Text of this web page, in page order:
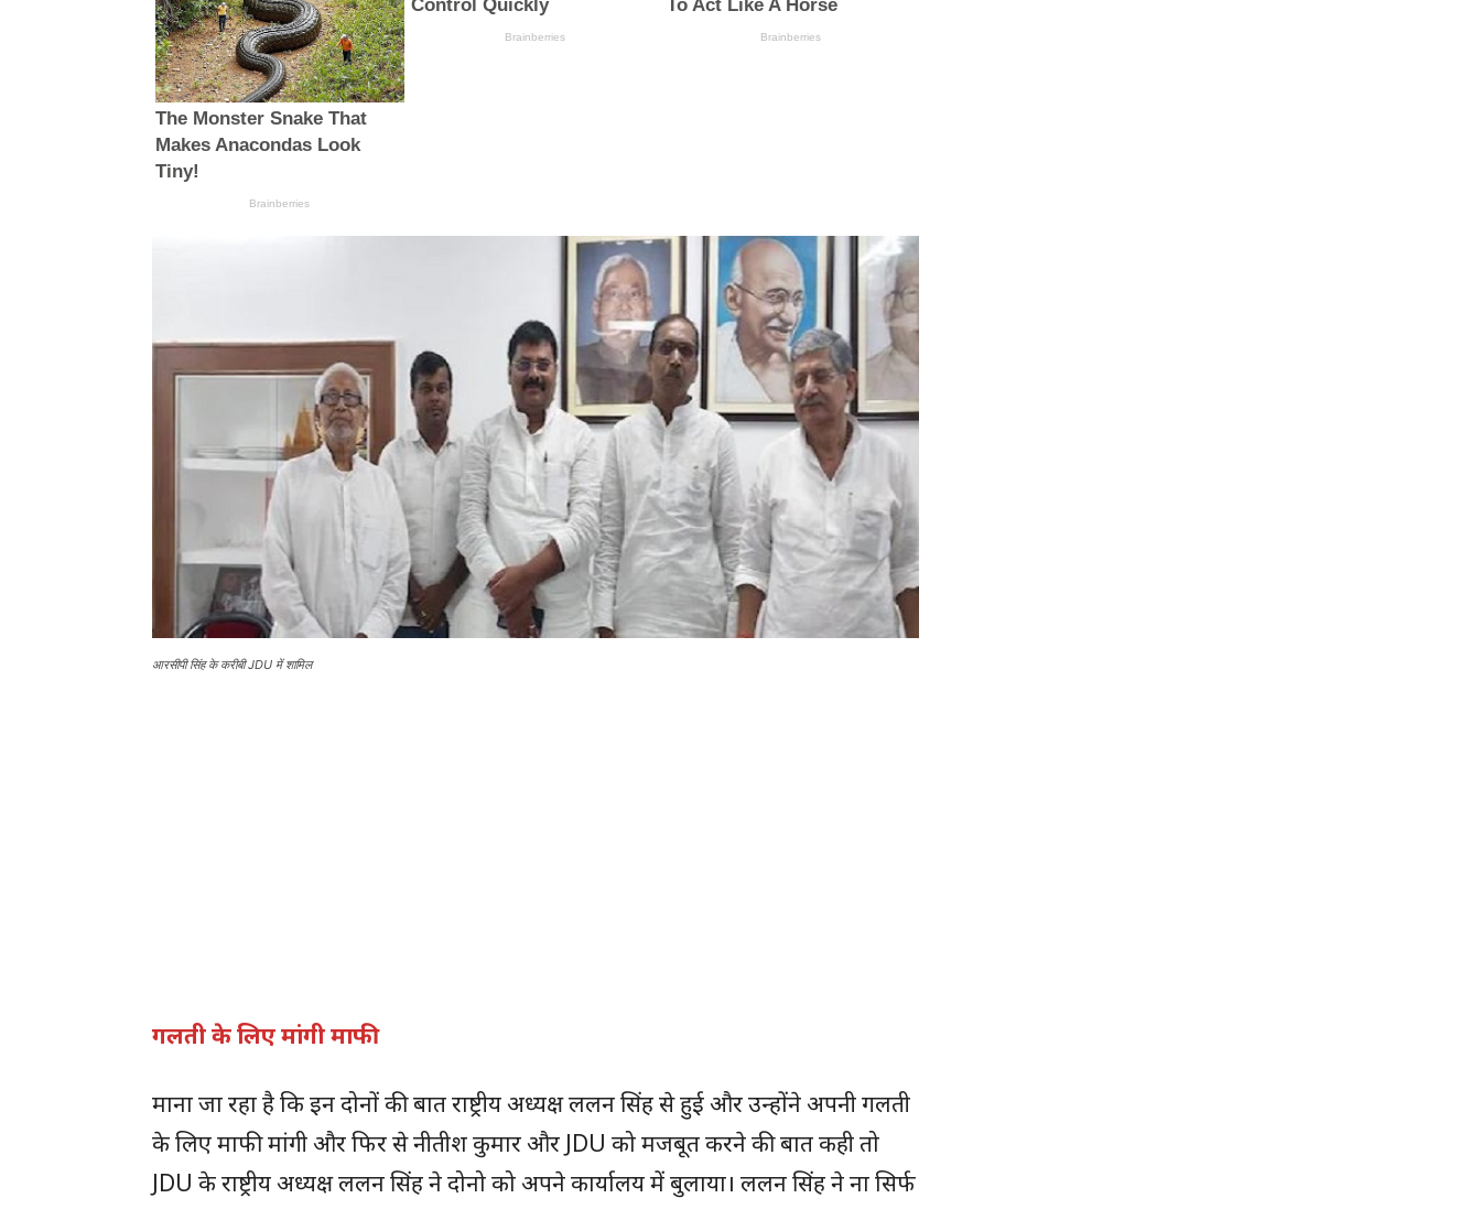
आरसीपी सिंह के करीबी JDU में शामिल
गलती के लिए मांगी माफी
माना जा रहा है कि इन दोनों की बात राष्ट्रीय अध्यक्ष ललन सिंह से हुई और उन्होंने अपनी गलती
के लिए माफी मांगी और फिर से नीतीश कुमार और JDU को मजबूत करने की बात कही तो
JDU के राष्ट्रीय अध्यक्ष ललन सिंह ने दोनो को अपने कार्यालय में बुलाया। ललन सिंह ने ना सिर्फ